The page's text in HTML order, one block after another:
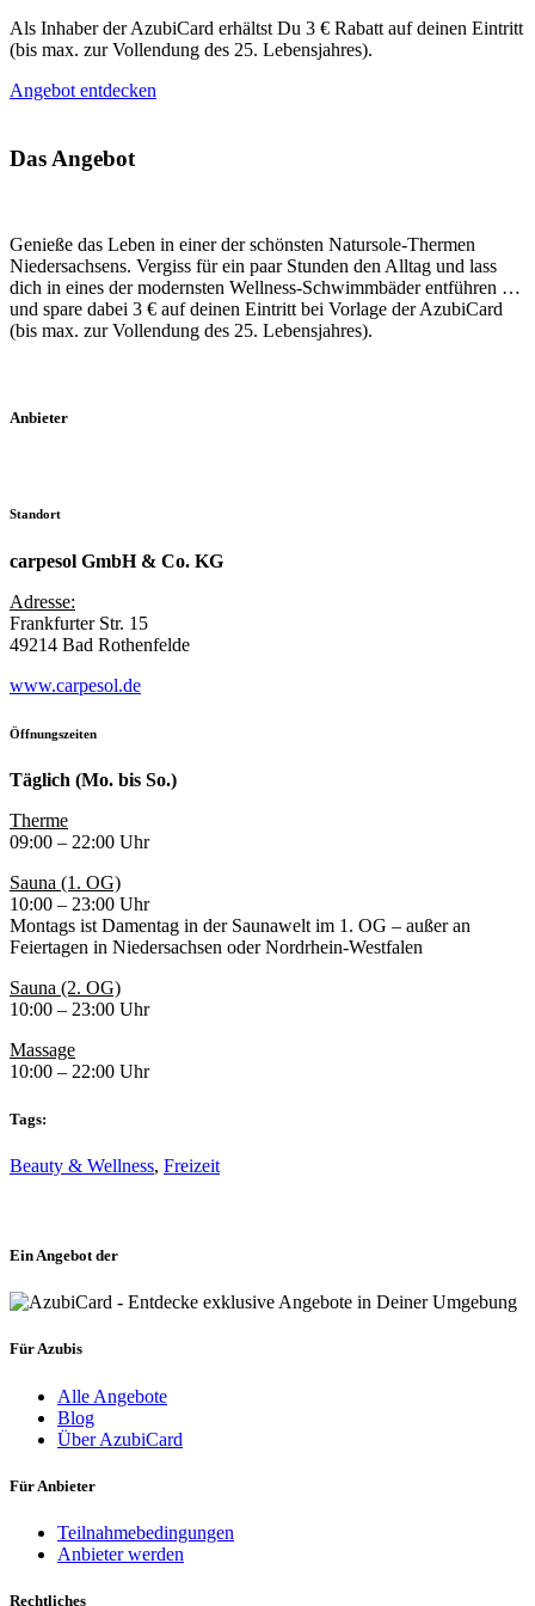
Als Inhaber der AzubiCard erhältst Du 3 € Rabatt auf deinen Eintritt
(bis max. zur Vollendung des 25. Lebensjahres).
Angebot entdecken
Das Angebot
Genieße das Leben in einer der schönsten Natursole-Thermen
Niedersachsens. Vergiss für ein paar Stunden den Alltag und lass
dich in eines der modernsten Wellness-Schwimmbäder entführen …
und spare dabei 3 € auf deinen Eintritt bei Vorlage der AzubiCard
(bis max. zur Vollendung des 25. Lebensjahres).
Anbieter
Standort
carpesol GmbH & Co. KG
Adresse:
Frankfurter Str. 15
49214 Bad Rothenfelde
www.carpesol.de
Öffnungszeiten
Täglich (Mo. bis So.)
Therme
09:00 – 22:00 Uhr
Sauna (1. OG)
10:00 – 23:00 Uhr
Montags ist Damentag in der Saunawelt im 1. OG – außer an
Feiertagen in Niedersachsen oder Nordrhein-Westfalen
Sauna (2. OG)
10:00 – 23:00 Uhr
Massage
10:00 – 22:00 Uhr
Tags:
Beauty & Wellness, Freizeit
Ein Angebot der
Für Azubis
Alle Angebote
Blog
Über AzubiCard
Für Anbieter
Teilnahmebedingungen
Anbieter werden
Rechtliches